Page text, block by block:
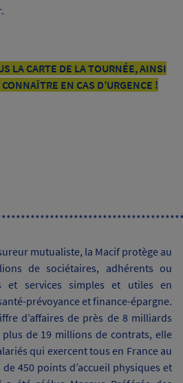
LA CARTE DE LA TOURNÉE, AINSI
EN CAS D’URGENCE !
mutualiste, la Macif protège au
de sociétaires, adhérents ou
et services simples et utiles en
prévoyance et finance-épargne.
d’affaires de près de 8 milliards
plus de 19 millions de contrats, elle
qui exercent tous en France au
450 points d’accueil physiques et